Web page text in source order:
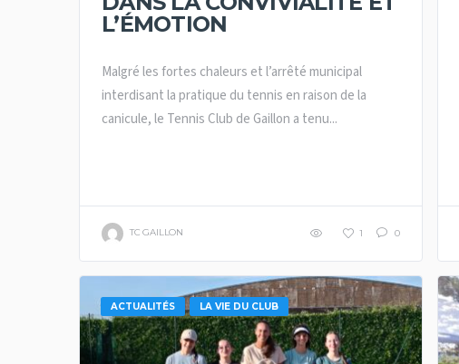
L’ÉMOTION
Malgré les fortes chaleurs et l’arrêté municipal
interdisant la pratique du tennis en raison de la
canicule, le Tennis Club de Gaillon a tenu...
TC GAILLON 1 0
ACTUALITÉS LA VIE DU CLUB